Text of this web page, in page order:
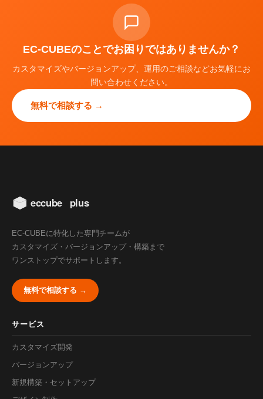
EC-CUBEのことでお困りではありませんか？
カスタマイズやバージョンアップ、運用のご相談などお気軽にお
問い合わせください。
無料で相談する →
EC-CUBEに特化した専門チームが
カスタマイズ・バージョンアップ・構築まで
ワンストップでサポートします。
無料で相談する →
サービス
カスタマイズ開発
バージョンアップ
新規構築・セットアップ